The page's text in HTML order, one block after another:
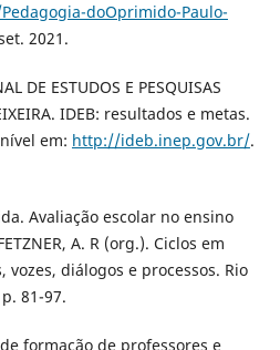
doOprimido-Paulo-
2021.
DE ESTUDOS E PESQUISAS
IDEB: resultados e metas.
em: http://ideb.inep.gov.br/.
Avaliação escolar no ensino
A. R (org.). Ciclos em
vozes, diálogos e processos. Rio
81-97.
formação de professores e